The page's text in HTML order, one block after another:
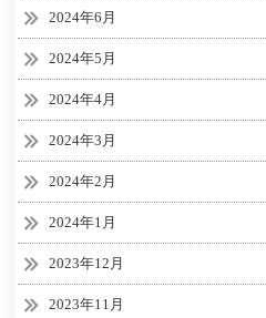
2024年6月
2024年5月
2024年4月
2024年3月
2024年2月
2024年1月
2023年12月
2023年11月